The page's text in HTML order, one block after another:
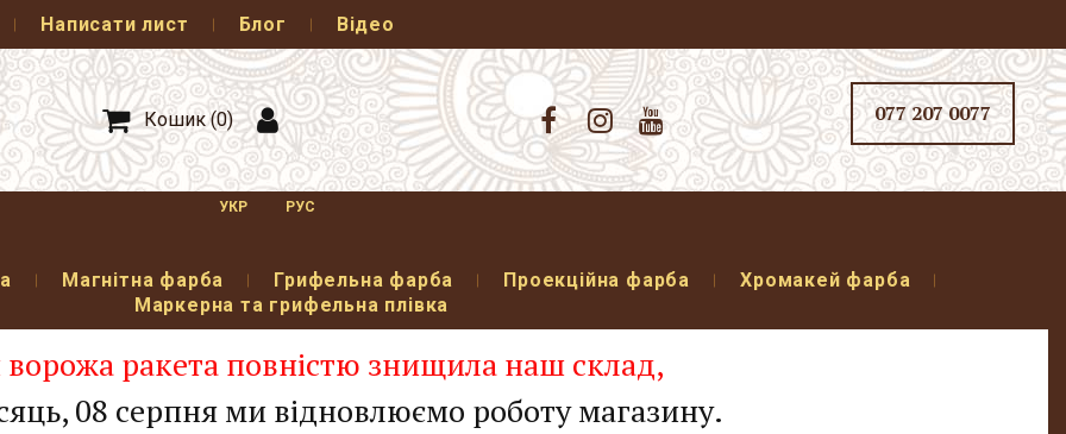
Написати лист Блог Відео
Кошик (0)    077 207 0077
УКР РУС
Магнітна фарба Грифельна фарба Проекційна фарба
Хромакей фарба
Маркерна та грифельна плівка
ракета повністю знищила наш склад,
08 серпня ми відновлюємо роботу магазину.